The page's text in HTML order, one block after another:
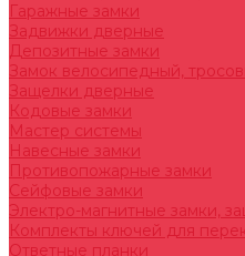
Гаражные замки
Задвижки дверные
Депозитные замки
Замок велосипедный,
Защелки дверные
Кодовые замки
Мастер системы
Навесные замки
Противопожарные замки
Сейфовые замки
Электро-магнитные замки,
Комплекты ключей для
Ответные планки